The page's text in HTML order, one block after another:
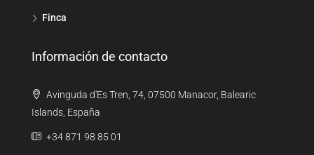
Finca
Información de contacto
Avinguda d'Es Tren, 74, 07500 Manacor, Balearic
Islands, España
+34 871 98 85 01